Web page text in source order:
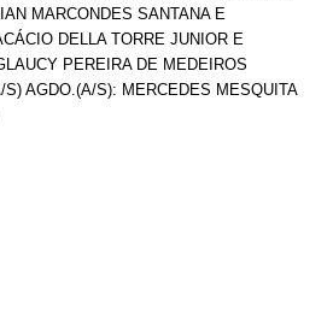
MARCONDES SANTANA E
DELLA TORRE JUNIOR E
PEREIRA DE MEDEIROS
S) AGDO.(A/S): MERCEDES MESQUITA